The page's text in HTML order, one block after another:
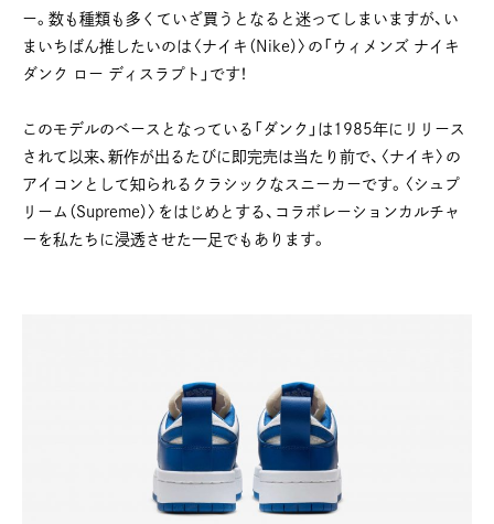
ー。数も種類も多くていざ買うとなると迷ってしまいますが、い
まいちばん推したいのは〈ナイキ（Nike）〉の「ウィメンズ ナイキ
ダンク ロー ディスラプト」です！
このモデルのベースとなっている「ダンク」は1985年にリリース
されて以来、新作が出るたびに即完売は当たり前で、〈ナイキ〉の
アイコンとして知られるクラシックなスニーカーです。〈シュプ
リーム（Supreme）〉をはじめとする、コラボレーションカルチャ
ーを私たちに浸透させた一足でもあります。